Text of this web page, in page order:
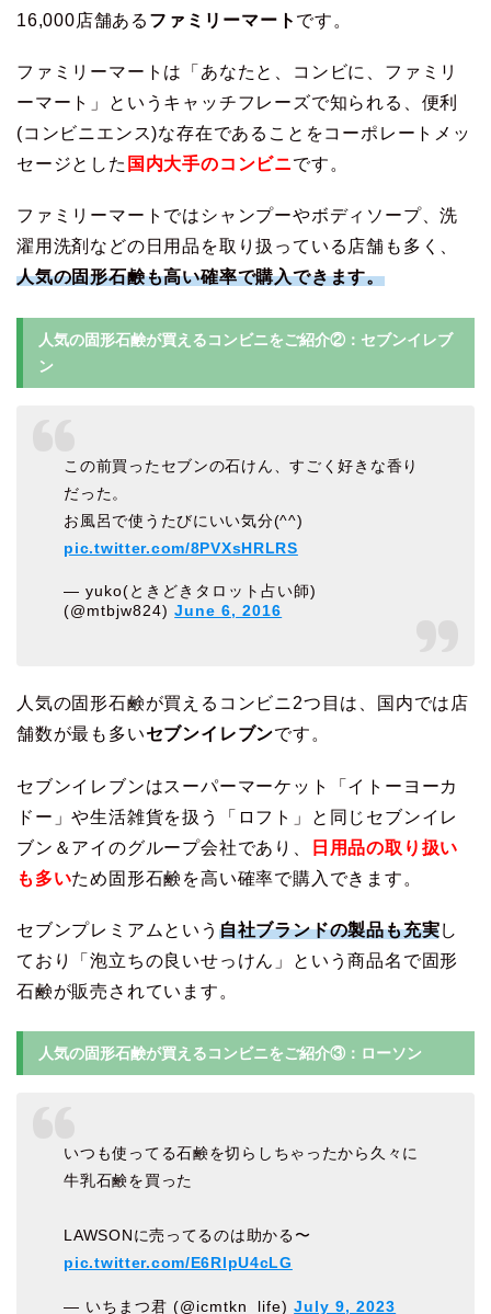
16,000店舗ある ファミリーマート です。
ファミリーマートは「あなたと、コンビに、ファミリ
ーマート」というキャッチフレーズで知られる、便利
(コンビニエンス)な存在であることをコーポレートメッ
セージとした 国内大手のコンビニです。
ファミリーマートではシャンプーやボディソープ、洗
濯用洗剤などの日用品を取り扱っている店舗も多く、
人気の固形石鹸も高い確率で購入できます。
人気の固形石鹸が買えるコンビニをご紹介②：セブンイレブ
ン
この前買ったセブンの石けん、すごく好きな香り
だった。
お風呂で使うたびにいい気分(^^)
pic.twitter.com/8PVXsHRLRS
— yuko(ときどきタロット占い師)
(@mtbjw824)June 6, 2016
人気の固形石鹸が買えるコンビニ2つ目は、国内では店
舗数が最も多いセブンイレブンです。
セブンイレブンはスーパーマーケット「イトーヨーカ
ドー」や生活雑貨を扱う「ロフト」と同じセブンイレ
ブン＆アイのグループ会社であり、
日用品の取り扱い
も多いため固形石鹸を高い確率で購入できます。
セブンプレミアムという 自社ブランドの製品も充実し
ており「泡立ちの良いせっけん」という商品名で固形
石鹸が販売されています。
人気の固形石鹸が買えるコンビニをご紹介③：ローソン
いつも使ってる石鹸を切らしちゃったから久々に
牛乳石鹸を買った
LAWSONに売ってるのは助かる〜
pic.twitter.com/E6RlpU4cLG
— いちまつ君 (@icmtkn_life)July 9, 2023